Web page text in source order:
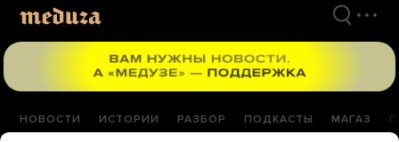
НОВОСТИ ИСТОРИИ РАЗБОР ПОДКАСТЫ МАГАЗ